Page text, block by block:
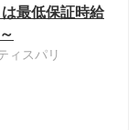
最低保証時給
ィスパリ